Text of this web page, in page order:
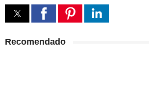
Recomendado